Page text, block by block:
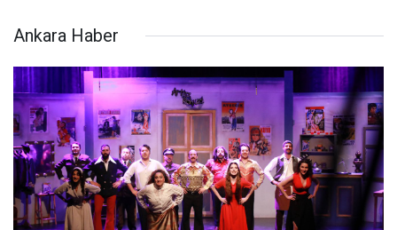
Ankara Haber